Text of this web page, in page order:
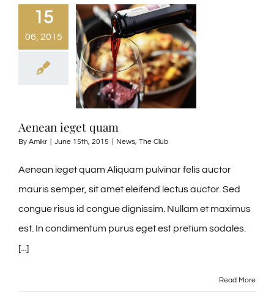
15
06, 2015
Aenean ieget quam
By Amikr June 15th, 2015 News, The Club
Aenean ieget quam Aliquam pulvinar felis auctor
mauris semper, sit amet eleifend lectus auctor. Sed
congue risus id congue dignissim. Nullam et maximus
est. In condimentum purus eget est pretium sodales.
[...]
Read More